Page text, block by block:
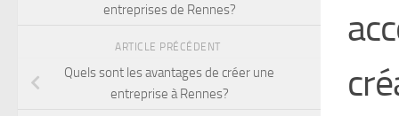
entreprises de Rennes?
ARTICLE PRÉCÉDENT
Quels sont les avantages de créer une
entreprise à Rennes?